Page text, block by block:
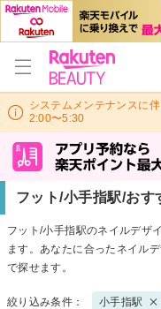
システムメンテナンスに
2:00〜5:30
フット/小手指駅/おす
フット/小手指駅のネイルデザ
ます。あなたに合ったネイル
で探せます。
絞り込み条件： 小手指駅